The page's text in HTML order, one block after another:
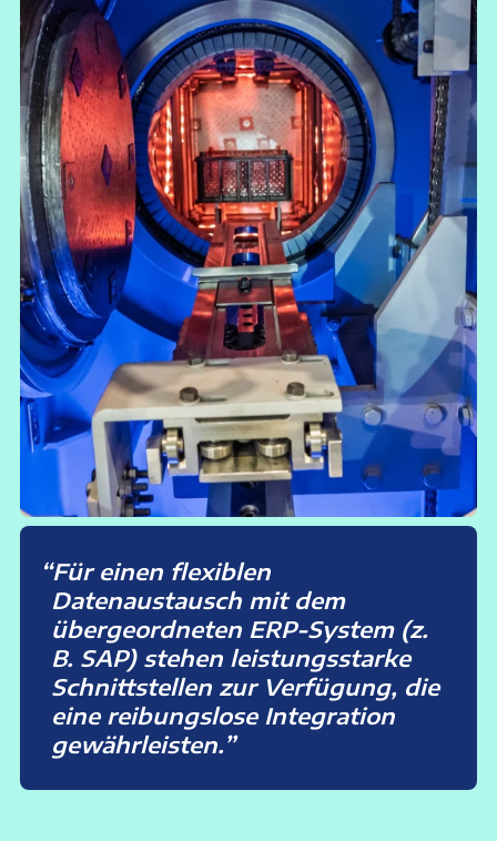
Für einen flexiblen
Datenaustausch mit dem
übergeordneten ERP-System (z.
B. SAP) stehen leistungsstarke
Schnittstellen zur Verfügung, die
eine reibungslose Integration
gewährleisten.